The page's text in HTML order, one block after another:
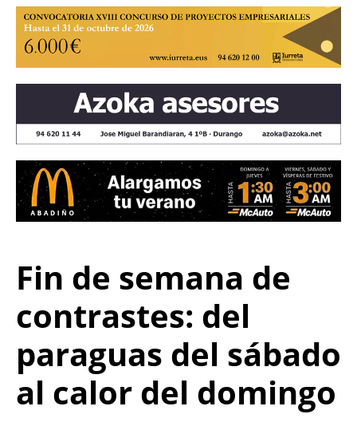
Fin de semana de
contrastes: del
paraguas del sábado
al calor del domingo